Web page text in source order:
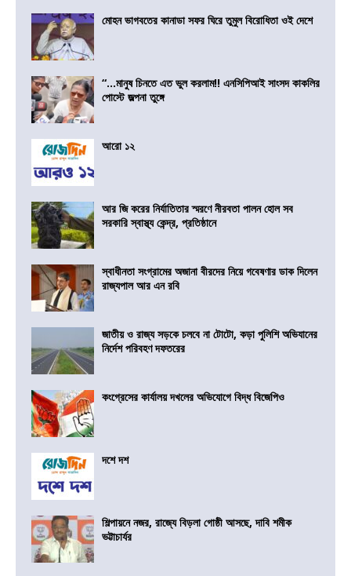
মোহন ভাগবতের কানাডা সফর ঘিরে তুমুল বিরোধিতা ওই দেশে
“…মানুষ চিনতে এত ভুল করলাম!! এনসিপিআই সাংসদ কাকলির
পোস্টে জল্পনা তুঙ্গে
আরো ১২
আর জি করের নির্যাতিতার স্মরণে নীরবতা পালন হোল সব
সরকারি স্বাস্থ্য কেন্দ্র, প্রতিষ্ঠানে
স্বাধীনতা সংগ্রামের অজানা বীরদের নিয়ে গবেষণার ডাক দিলেন
রাজ্যপাল আর এন রবি
জাতীয় ও রাজ্য সড়কে চলবে না টোটো, কড়া পুলিশি অভিযানের
নির্দেশ পরিবহণ দফতরের
কংগ্রেসের কার্যালয় দখলের অভিযোগে বিদ্ধ বিজেপিও
দশে দশ
শিল্পায়নে নজর, রাজ্যে বিড়লা গোষ্ঠী আসছে, দাবি শমীক
ভট্টাচার্যর